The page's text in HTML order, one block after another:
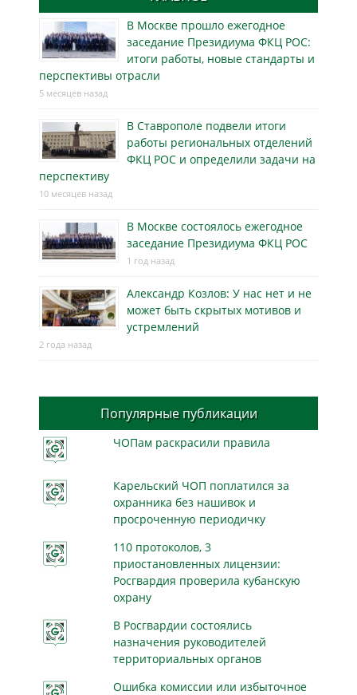
В Москве прошло ежегодное
заседание Президиума ФКЦ РОС:
итоги работы, новые стандарты и
перспективы отрасли
5 месяцев назад
В Ставрополе подвели итоги
работы региональных отделений
ФКЦ РОС и определили задачи на
перспективу
10 месяцев назад
В Москве состоялось ежегодное
заседание Президиума ФКЦ РОС
1 год назад
Александр Козлов: У нас нет и не
может быть скрытых мотивов и
устремлений
2 года назад
Популярные публикации
ЧОПам раскрасили правила
Карельский ЧОП поплатился за
охранника без нашивок и
просроченную периодичку
110 протоколов, 3
приостановленных лицензии:
Росгвардия проверила кубанскую
охрану
В Росгвардии состоялись
назначения руководителей
территориальных органов
Ошибка комиссии или избыточное